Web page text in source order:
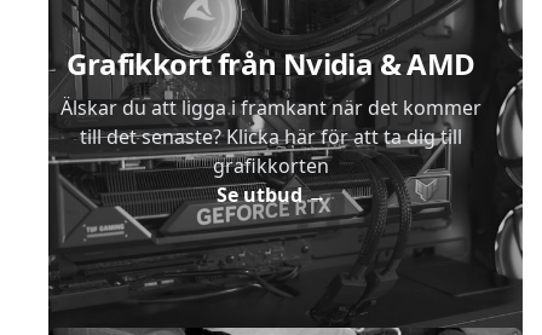
Grafikkort från Nvidia & AMD
Älskar du att ligga i framkant när det kommer
till det senaste? Klicka här för att ta dig till
grafikkorten
Se utbud→